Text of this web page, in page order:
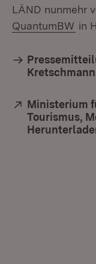
LÄND nunmehr
QuantumBW in
Extern:
Ministerium
Tourismus,